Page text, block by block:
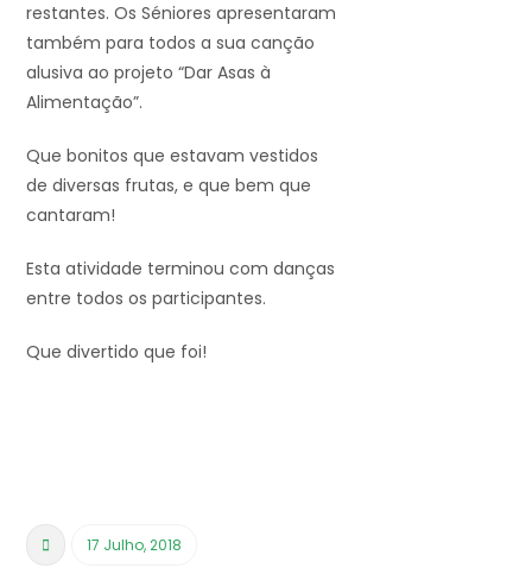
restantes. Os Séniores apresentaram
também para todos a sua canção
alusiva ao projeto “Dar Asas à
Alimentação”.
Que bonitos que estavam vestidos
de diversas frutas, e que bem que
cantaram!
Esta atividade terminou com danças
entre todos os participantes.
Que divertido que foi!
17 Julho, 2018